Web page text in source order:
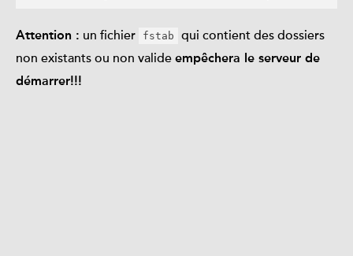
Attention : un fichier fstab
qui contient des dossiers
non existants ou non valide empêchera le serveur de
démarrer!!!